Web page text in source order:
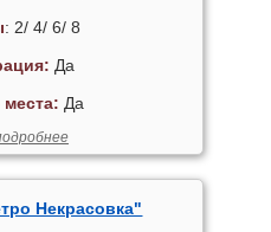
: 2/ 4/ 6/ 8
Да
Да
Некрасовка"